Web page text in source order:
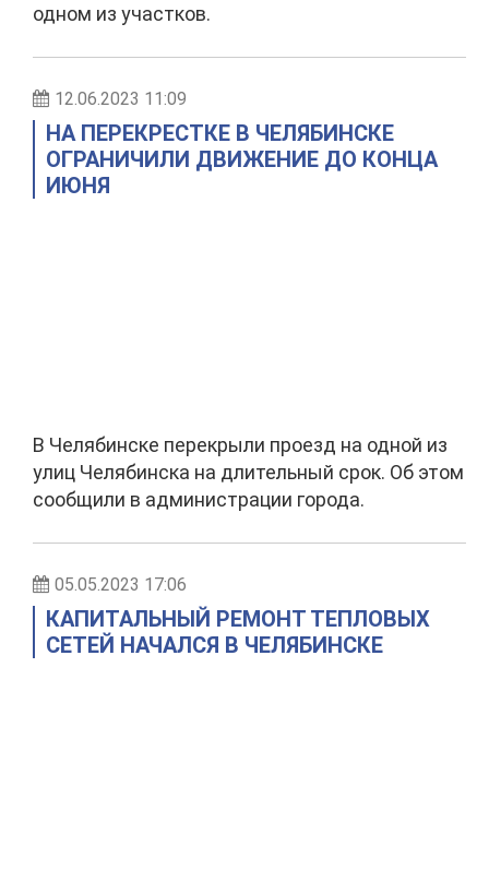
одном из участков.
12.06.2023 11:09
НА ПЕРЕКРЕСТКЕ В ЧЕЛЯБИНСКЕ
ОГРАНИЧИЛИ ДВИЖЕНИЕ ДО КОНЦА
ИЮНЯ
В Челябинске перекрыли проезд на одной из
улиц Челябинска на длительный срок. Об этом
сообщили в администрации города.
05.05.2023 17:06
КАПИТАЛЬНЫЙ РЕМОНТ ТЕПЛОВЫХ
СЕТЕЙ НАЧАЛСЯ В ЧЕЛЯБИНСКЕ